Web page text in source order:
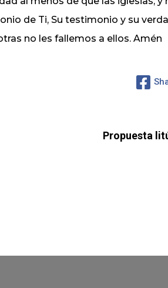
de Ti, Su testimonio y su
no les fallemos a ellos. Amén
Propuesta